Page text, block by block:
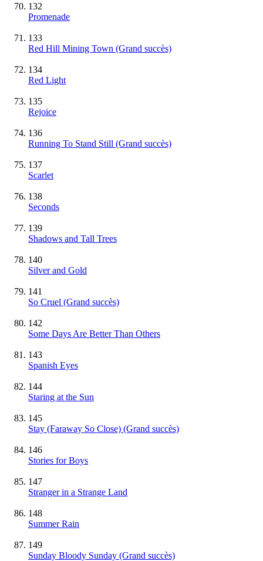
132
Promenade
133
Red Hill Mining Town (Grand succès)
134
Red Light
135
Rejoice
136
Running To Stand Still (Grand succès)
137
Scarlet
138
Seconds
139
Shadows and Tall Trees
140
Silver and Gold
141
So Cruel (Grand succès)
142
Some Days Are Better Than Others
143
Spanish Eyes
144
Staring at the Sun
145
Stay (Faraway So Close) (Grand succès)
146
Stories for Boys
147
Stranger in a Strange Land
148
Summer Rain
149
Sunday Bloody Sunday (Grand succès)